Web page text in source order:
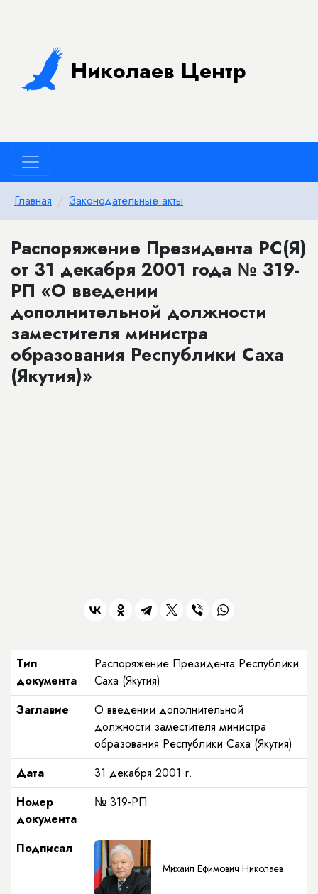
Николаев Центр
Главная Законодательные акты
Распоряжение Президента РС(Я)
от 31 декабря 2001 года № 319-
РП «О введении
дополнительной должности
заместителя министра
образования Республики Саха
(Якутия)»
Тип
документа
Распоряжение Президента Республики
Саха (Якутия)
Заглавие
О введении дополнительной
должности заместителя министра
образования Республики Саха (Якутия)
Дата
31 декабря 2001 г.
Номер
документа
№ 319-РП
Подписал
Михаил Ефимович Николаев